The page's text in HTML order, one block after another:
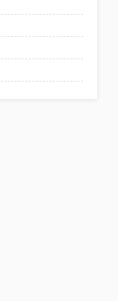
Παράδειγμα